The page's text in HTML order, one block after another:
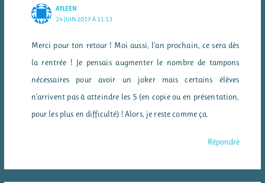
AYLEEN
24 JUIN 2017 À 11:13
Merci pour ton retour ! Moi aussi, l’an prochain, ce sera dès
la rentrée ! Je pensais augmenter le nombre de tampons
nécessaires pour avoir un joker mais certains élèves
n’arrivent pas à atteindre les 5 (en copie ou en présentation,
pour les plus en difficulté) ! Alors, je reste comme ça.
Répondre